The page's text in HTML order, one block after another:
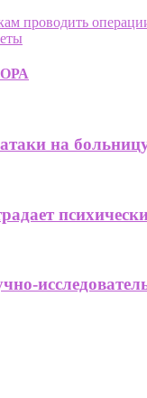
проводить
на